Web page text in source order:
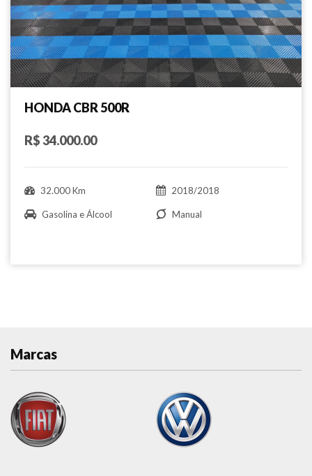
HONDA CBR 500R
R$ 34.000.00
32.000 Km 2018/2018
Gasolina e Álcool Manual
Marcas